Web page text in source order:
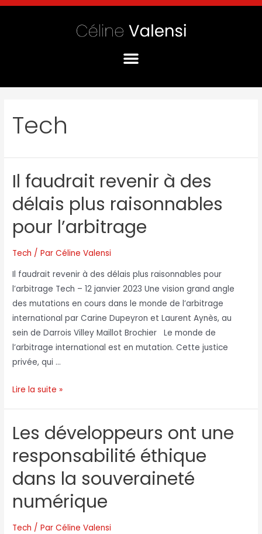
Tech
Il faudrait revenir à des
délais plus raisonnables
pour l’arbitrage
Tech / ParCéline Valensi
Il faudrait revenir à des délais plus raisonnables pour
l’arbitrage Tech – 12 janvier 2023 Une vision grand angle
des mutations en cours dans le monde de l’arbitrage
international par Carine Dupeyron et Laurent Aynès, au
sein de Darrois Villey Maillot Brochier Le monde de
l’arbitrage international est en mutation. Cette justice
privée, qui …
Lire la suite »
Les développeurs ont une
responsabilité éthique
dans la souveraineté
numérique
Tech / ParCéline Valensi